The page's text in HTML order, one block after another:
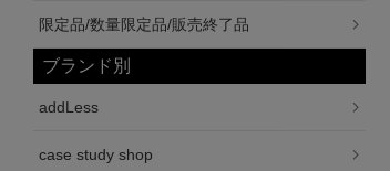
限定品/数量限定品/販売終了品
ブランド別
addLess
case study shop